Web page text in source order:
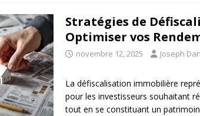
Stratégies de
Optimiser vos
novembre 12, 2025 Joseph
La défiscalisation immobilière
pour les investisseurs souhaitant
tout en se constituant un